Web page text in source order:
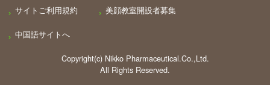
サイトご利用規約 美顔教室開設者募集
中国語サイトへ
Copyright(c) Nikko Pharmaceutical.Co.,Ltd.
All Rights Reserved.